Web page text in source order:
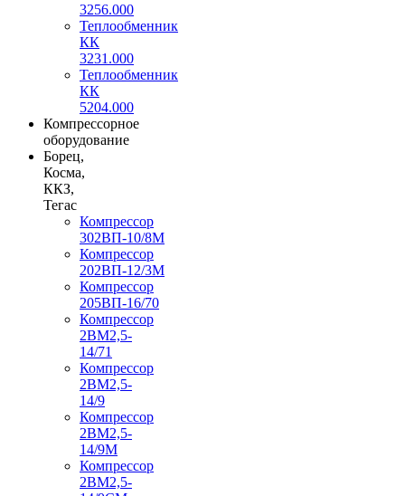
3256.000
Теплообменник
КК
3231.000
Теплообменник
КК
5204.000
Компрессорное
оборудование
Борец,
Косма,
ККЗ,
Тегас
Компрессор
302ВП-10/8М
Компрессор
202ВП-12/3М
Компрессор
205ВП-16/70
Компрессор
2ВМ2,5-
14/71
Компрессор
2ВМ2,5-
14/9
Компрессор
2ВМ2,5-
14/9М
Компрессор
2ВМ2,5-